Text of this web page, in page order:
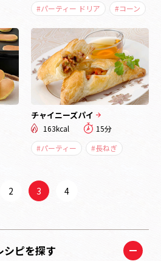
#パーティー ドリア #コーン
チャイニーズパイ
163kcal
15分
#パーティー
#長ねぎ
2 3 4
シピを探す